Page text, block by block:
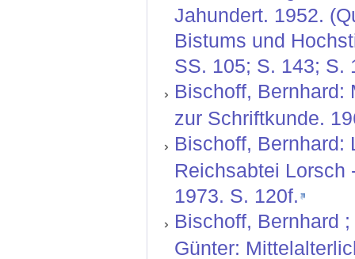
Jahundert. 1952.
Bistums und
SS. 105; S. 143; S.
Bischoff, Bernhard:
zur Schriftkunde.
Bischoff, Bernhard:
Reichsabtei Lorsch
1973. S. 120f.
Bischoff, Bernhard
Günter: